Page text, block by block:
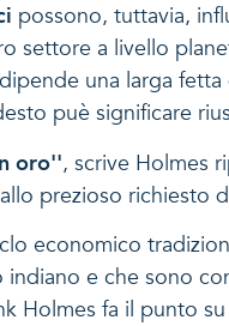
possono, tuttavia,
settore a livello
una larga
puè significare
oro'', scrive Holmes
prezioso richiesto
economico
e che sono
Holmes fa il punto